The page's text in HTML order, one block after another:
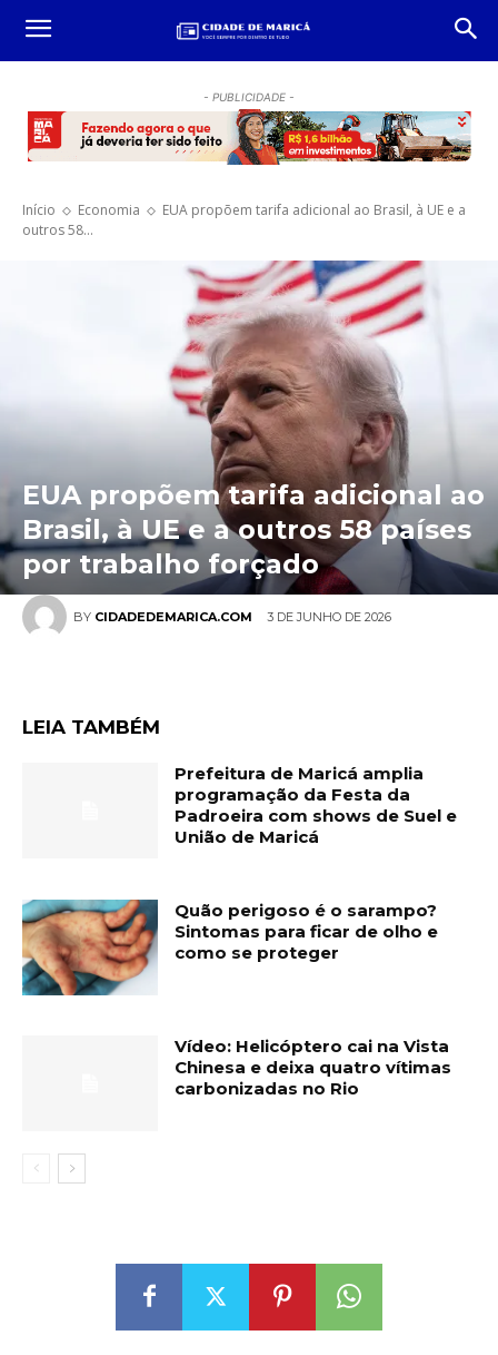
- PUBLICIDADE -
Início Economia
EUA propõem tarifa adicional ao Brasil, à UE e a
outros 58...
BY CIDADEDEMARICA.COM 3 DE JUNHO DE 2026
EUA propõem tarifa adicional ao
Brasil, à UE e a outros 58 países
por trabalho forçado
LEIA TAMBÉM
Prefeitura de Maricá amplia
programação da Festa da
Padroeira com shows de Suel e
União de Maricá
Quão perigoso é o sarampo?
Sintomas para ficar de olho e
como se proteger
Vídeo: Helicóptero cai na Vista
Chinesa e deixa quatro vítimas
carbonizadas no Rio